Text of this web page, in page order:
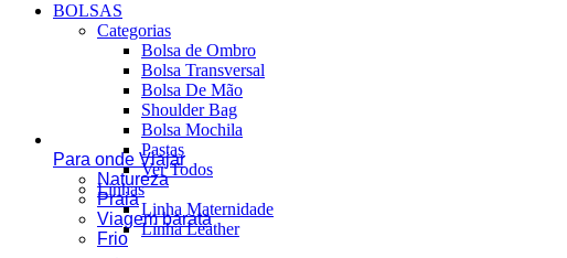
BOLSAS
Categorias
Bolsa de Ombro
Bolsa Transversal
Bolsa De Mão
Shoulder Bag
Bolsa Mochila
Pastas
Ver Todos
Linhas
Linha Maternidade
Linha Leather
Para onde Viajar
Natureza
Praia
Viagem barata
Frio